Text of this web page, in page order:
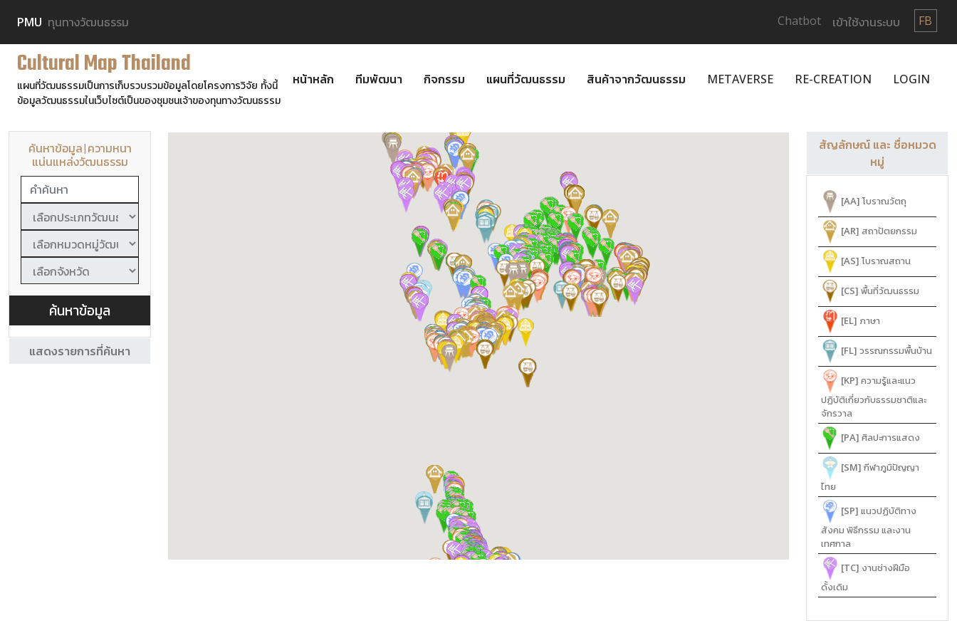
PMU ทุนทางวัฒนธรรม Chatbot เข้าใช้งานระบบ FB
Cultural Map Thailand
แผนที่วัฒนธรรมเป็นการเก็บรวบรวมข้อมูลโดยโครงการวิจัย ทั้งนี้
ข้อมูลวัฒนธรรมในเว็บไซต์เป็นของชุมชนเจ้าของทุนทางวัฒนธรรม
หน้าหลัก ทีมพัฒนา กิจกรรม แผนที่วัฒนธรรม สินค้าจากวัฒนธรรม METAVERSE RE-CREATION LOGIN
ค้นหาข้อมูล|ความหนา
แน่นแหล่งวัฒนธรรม
แสดงรายการที่ค้นหา
สัญลักษณ์ และ ชื่อหมวด
หมู่
[AA] โบราณวัตถุ
[AR] สถาปัตยกรรม
[AS] โบราณสถาน
[CS] พื้นที่วัฒนธรรม
[EL] ภาษา
[FL] วรรณกรรมพื้นบ้าน
[KP] ความรู้และแนว
ปฏิบัติเกี่ยวกับธรรมชาติและ
จักรวาล
[PA] ศิลปะการแสดง
[SM] กีฬาภูมิปัญญา
ไทย
[SP] แนวปฏิบัติทาง
สังคม พิธีกรรม และงาน
เทศกาล
[TC] งานช่างฝีมือ
ดั้งเดิม